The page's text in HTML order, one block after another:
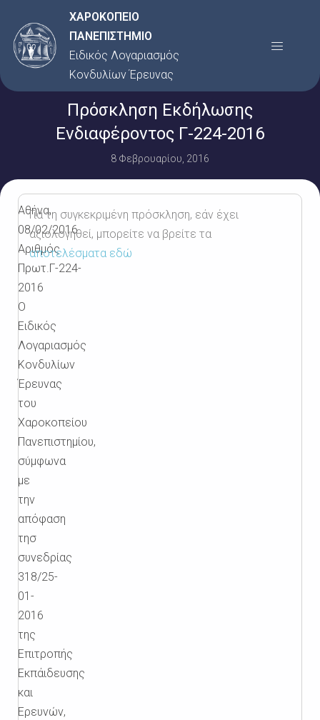
στο
περιεχόμενο
ΧΑΡΟΚΟΠΕΙΟ
ΠΑΝΕΠΙΣΤΗΜΙΟ
Ειδικός Λογαριασμός
Κονδυλίων Έρευνας
Menu
Πρόσκληση Εκδήλωσης
Ενδιαφέροντος Γ-224-2016
8 Φεβρουαρίου, 2016
Αθήνα,
08/02/2016
Αριθμός
Πρωτ.Γ-224-
2016
Ο
Ειδικός
Λογαριασμός
Κονδυλίων
Έρευνας
του
Χαροκοπείου
Πανεπιστημίου,
σύμφωνα
με
την
απόφαση
τησ
συνεδρίας
318/25-
01-
2016
της
Επιτροπής
Εκπάιδευσης
και
Ερευνών,
Για τη συγκεκριμένη πρόσκληση, εάν έχει
αξιολογηθεί, μπορείτε να βρείτε τα
αποτελέσματα εδώ